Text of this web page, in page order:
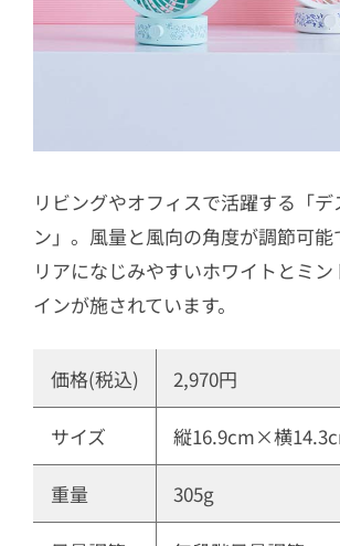
リビングやオフィスで活躍する「デ
ン」。風量と風向の角度が調節可能
リアになじみやすいホワイトとミ
インが施されています。
価格(税込) 2,970円
サイズ 縦16.9cm×横
重量 305g